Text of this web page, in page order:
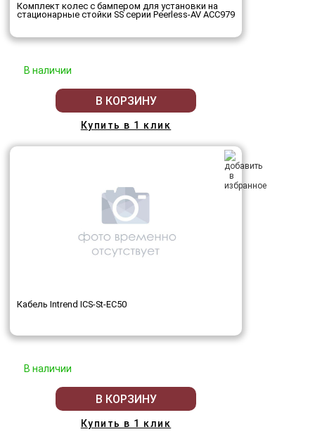
Комплект колес с бампером для установки на
стационарные стойки SS серии Peerless-AV ACC979
В наличии
В КОРЗИНУ
Купить в 1 клик
Кабель Intrend ICS-St-EC50
В наличии
В КОРЗИНУ
Купить в 1 клик